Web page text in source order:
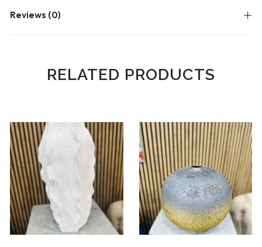
Reviews (0)
RELATED PRODUCTS